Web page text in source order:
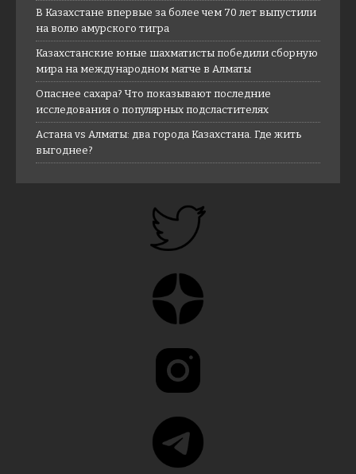
В Казахстане впервые за более чем 70 лет выпустили
на волю амурского тигра
Казахстанские юные шахматисты победили сборную
мира на международном матче в Алматы
Опаснее сахара? Что показывают последние
исследования о популярных подсластителях
Астана vs Алматы: два города Казахстана. Где жить
выгоднее?